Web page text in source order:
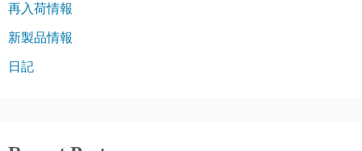
再入荷情報
新製品情報
日記